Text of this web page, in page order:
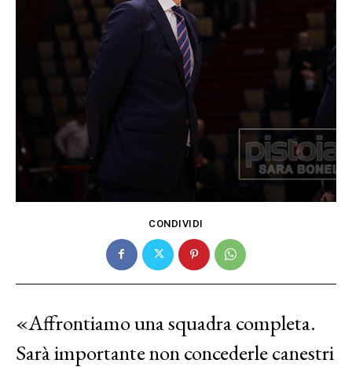
CONDIVIDI
«Affrontiamo una squadra completa.
Sarà importante non concederle canestri